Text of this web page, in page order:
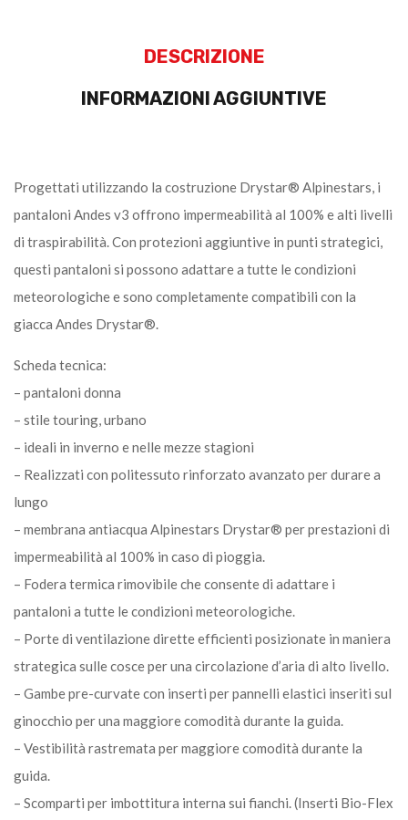
DESCRIZIONE
INFORMAZIONI AGGIUNTIVE
Progettati utilizzando la costruzione Drystar® Alpinestars, i
pantaloni Andes v3 offrono impermeabilità al 100% e alti livelli
di traspirabilità. Con protezioni aggiuntive in punti strategici,
questi pantaloni si possono adattare a tutte le condizioni
meteorologiche e sono completamente compatibili con la
giacca Andes Drystar®.
Scheda tecnica:
– pantaloni donna
– stile touring, urbano
– ideali in inverno e nelle mezze stagioni
– Realizzati con politessuto rinforzato avanzato per durare a
lungo
– membrana antiacqua Alpinestars Drystar® per prestazioni di
impermeabilità al 100% in caso di pioggia.
– Fodera termica rimovibile che consente di adattare i
pantaloni a tutte le condizioni meteorologiche.
– Porte di ventilazione dirette efficienti posizionate in maniera
strategica sulle cosce per una circolazione d’aria di alto livello.
– Gambe pre-curvate con inserti per pannelli elastici inseriti sul
ginocchio per una maggiore comodità durante la guida.
– Vestibilità rastremata per maggiore comodità durante la
guida.
– Scomparti per imbottitura interna sui fianchi. (Inserti Bio-Flex